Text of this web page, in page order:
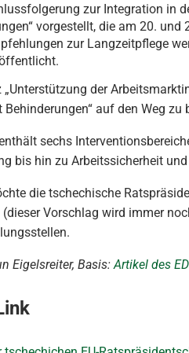
zur Integration in
vorgestellt, die am 20.
zur Langzeitpflege
„Unterstützung der
auf den Weg zu
sechs
bis hin zu Arbeitssicherheit
die tschechische
Vorschlag wird immer
Eigelsreiter, Basis:Artikel des